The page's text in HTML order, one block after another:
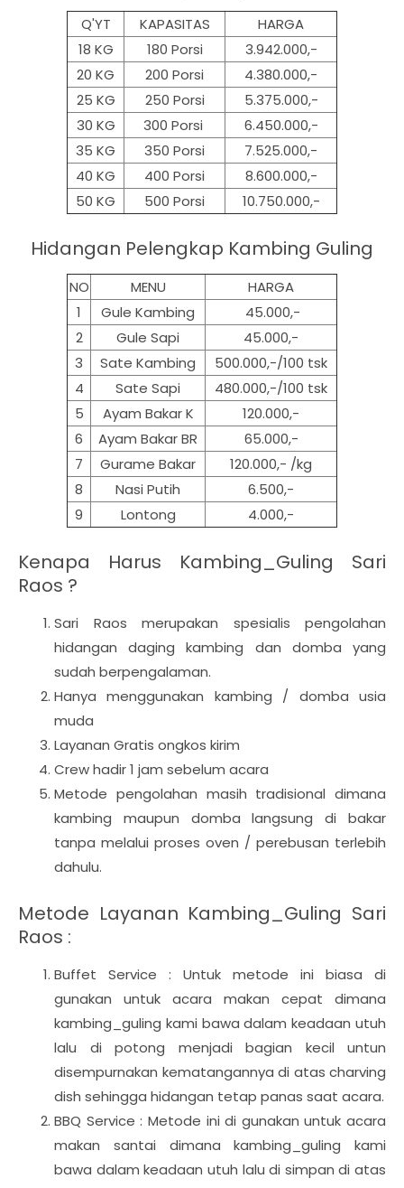
Q'YT KAPASITAS
HARGA
18 KG
180 Porsi
3.942.000,-
20 KG
200 Porsi
4.380.000,-
25 KG
250 Porsi
5.375.000,-
30 KG
300 Porsi
6.450.000,-
35 KG
350 Porsi
7.525.000,-
40 KG
400 Porsi
8.600.000,-
50 KG
500 Porsi 10.750.000,-
Hidangan Pelengkap Kambing Guling
NO MENU
HARGA
1
Gule Kambing
45.000,-
2
Gule Sapi
45.000,-
3
Sate Kambing
500.000,-/100 tsk
4
Sate Sapi
480.000,-/100 tsk
5
Ayam Bakar K
120.000,-
6
Ayam Bakar BR
65.000,-
7
Gurame Bakar
120.000,- /kg
8
Nasi Putih
6.500,-
9
Lontong 4.000,-
Kenapa Harus Kambing_Guling Sari
Raos ?
Sari Raos merupakan spesialis pengolahan
hidangan daging kambing dan domba yang
sudah berpengalaman.
Hanya menggunakan kambing / domba usia
muda
Layanan Gratis ongkos kirim
Crew hadir 1 jam sebelum acara
Metode pengolahan masih tradisional dimana
kambing maupun domba langsung di bakar
tanpa melalui proses oven / perebusan terlebih
dahulu.
Metode Layanan Kambing_Guling Sari
Raos :
Buffet Service : Untuk metode ini biasa di
gunakan untuk acara makan cepat dimana
kambing_guling kami bawa dalam keadaan utuh
lalu di potong menjadi bagian kecil untun
disempurnakan kematangannya di atas charving
dish sehingga hidangan tetap panas saat acara.
BBQ Service : Metode ini di gunakan untuk acara
makan santai dimana kambing_guling kami
bawa dalam keadaan utuh lalu di simpan di atas